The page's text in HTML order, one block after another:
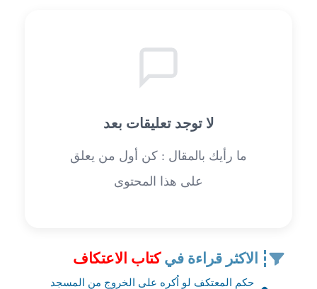
لا توجد تعليقات بعد
ما رأيك بالمقال : كن أول من يعلق
على هذا المحتوى
الاكثر قراءة في كتاب الاعتكاف
حكم المعتكف لو اُكره على الخروج من المسجد